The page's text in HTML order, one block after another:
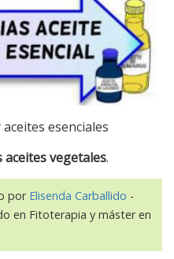
esenciales
aceites vegetales.
por Elisenda Carballido -
en Fitoterapia y máster en